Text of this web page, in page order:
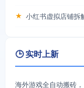
★
🕒 实时上新